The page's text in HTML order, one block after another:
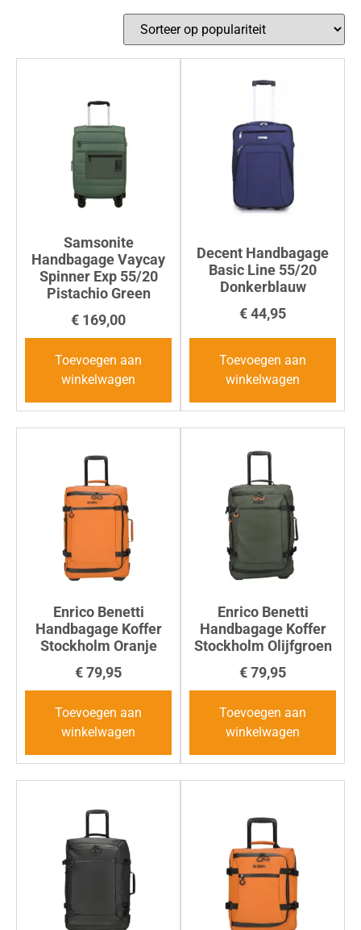
Samsonite
Handbagage Vaycay
Spinner Exp 55/20
Pistachio Green
€ 169,00
Toevoegen aan
winkelwagen
Decent Handbagage
Basic Line 55/20
Donkerblauw
€44,95
Toevoegen aan
winkelwagen
Enrico Benetti
Handbagage Koffer
Stockholm Oranje
€79,95
Toevoegen aan
winkelwagen
Enrico Benetti
Handbagage Koffer
Stockholm Olijfgroen
€79,95
Toevoegen aan
winkelwagen